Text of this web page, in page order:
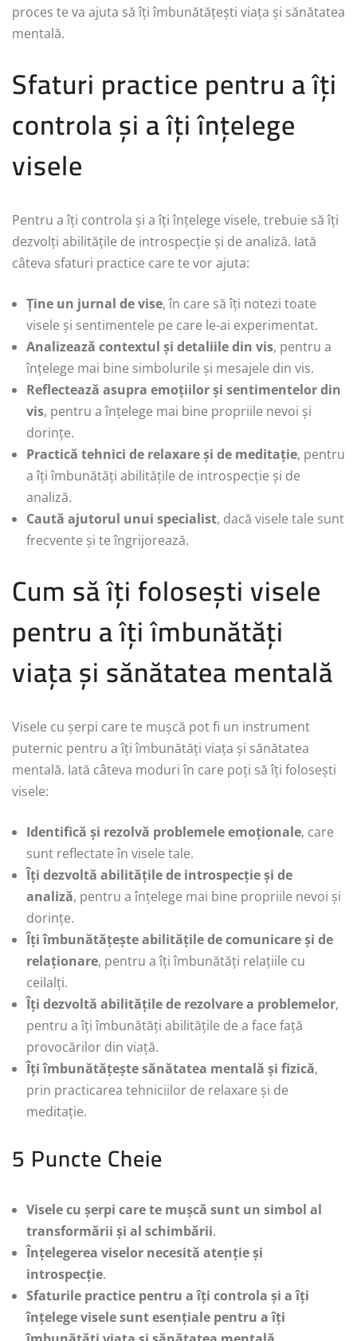
proces te va ajuta să îți îmbunătățești viața și sănătatea
mentală.
Sfaturi practice pentru a îți
controla și a îți înțelege
visele
Pentru a îți controla și a îți înțelege visele, trebuie să îți
dezvolți abilitățile de introspecție și de analiză. Iată
câteva sfaturi practice care te vor ajuta:
Ține un jurnal de vise, în care să îți notezi toate
visele și sentimentele pe care le-ai experimentat.
Analizează contextul și detaliile din vis, pentru a
înțelege mai bine simbolurile și mesajele din vis.
Reflectează asupra emoțiilor și sentimentelor din
vis, pentru a înțelege mai bine propriile nevoi și
dorințe.
Practică tehnici de relaxare și de meditație, pentru
a îți îmbunătăți abilitățile de introspecție și de
analiză.
Caută ajutorul unui specialist, dacă visele tale sunt
frecvente și te îngrijorează.
Cum să îți folosești visele
pentru a îți îmbunătăți
viața și sănătatea mentală
Visele cu șerpi care te mușcă pot fi un instrument
puternic pentru a îți îmbunătăți viața și sănătatea
mentală. Iată câteva moduri în care poți să îți folosești
visele:
Identifică și rezolvă problemele emoționale, care
sunt reflectate în visele tale.
Îți dezvoltă abilitățile de introspecție și de
analiză, pentru a înțelege mai bine propriile nevoi și
dorințe.
Îți îmbunătățește abilitățile de comunicare și de
relaționare, pentru a îți îmbunătăți relațiile cu
ceilalți.
Îți dezvoltă abilitățile de rezolvare a problemelor,
pentru a îți îmbunătăți abilitățile de a face față
provocărilor din viață.
Îți îmbunătățește sănătatea mentală și fizică,
prin practicarea tehniciilor de relaxare și de
meditație.
5 Puncte Cheie
Visele cu șerpi care te mușcă sunt un simbol al
transformării și al schimbării.
Înțelegerea viselor necesită atenție și
introspecție.
Sfaturile practice pentru a îți controla și a îți
înțelege visele sunt esențiale pentru a îți